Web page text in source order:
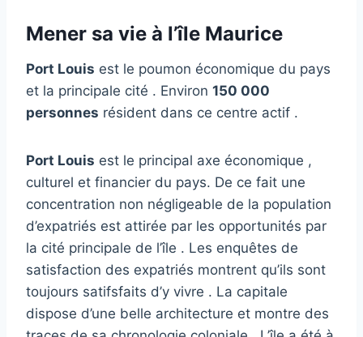
Mener sa vie à l’île Maurice
Port Louis est le poumon économique du pays
et la principale cité . Environ 150 000
personnes résident dans ce centre actif .
Port Louis est le principal axe économique ,
culturel et financier du pays. De ce fait une
concentration non négligeable de la population
d’expatriés est attirée par les opportunités par
la cité principale de l’île . Les enquêtes de
satisfaction des expatriés montrent qu’ils sont
toujours satifsfaits d’y vivre . La capitale
dispose d’une belle architecture et montre des